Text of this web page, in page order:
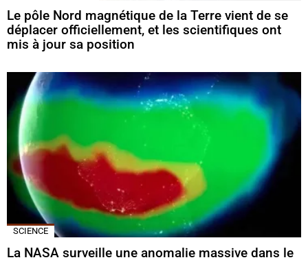
Le pôle Nord magnétique de la Terre vient de se
déplacer officiellement, et les scientifiques ont
mis à jour sa position
SCIENCE
La NASA surveille une anomalie massive dans le